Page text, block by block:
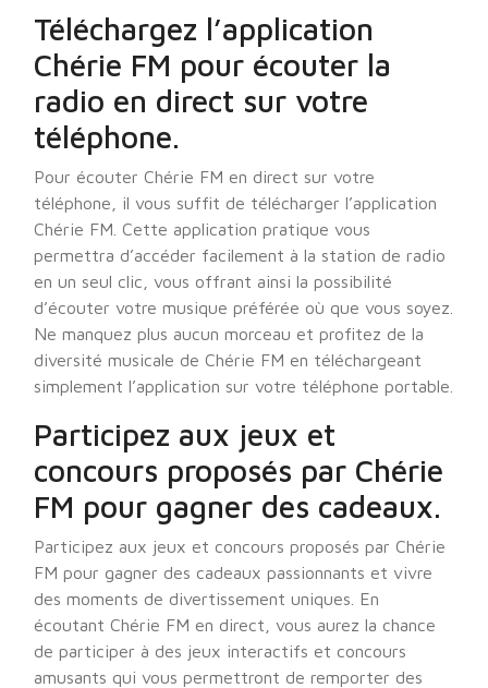
Téléchargez l’application
Chérie FM pour écouter la
radio en direct sur votre
téléphone.
Pour écouter Chérie FM en direct sur votre
téléphone, il vous suffit de télécharger l’application
Chérie FM. Cette application pratique vous
permettra d’accéder facilement à la station de radio
en un seul clic, vous offrant ainsi la possibilité
d’écouter votre musique préférée où que vous soyez.
Ne manquez plus aucun morceau et profitez de la
diversité musicale de Chérie FM en téléchargeant
simplement l’application sur votre téléphone portable.
Participez aux jeux et
concours proposés par Chérie
FM pour gagner des cadeaux.
Participez aux jeux et concours proposés par Chérie
FM pour gagner des cadeaux passionnants et vivre
des moments de divertissement uniques. En
écoutant Chérie FM en direct, vous aurez la chance
de participer à des jeux interactifs et concours
amusants qui vous permettront de remporter des